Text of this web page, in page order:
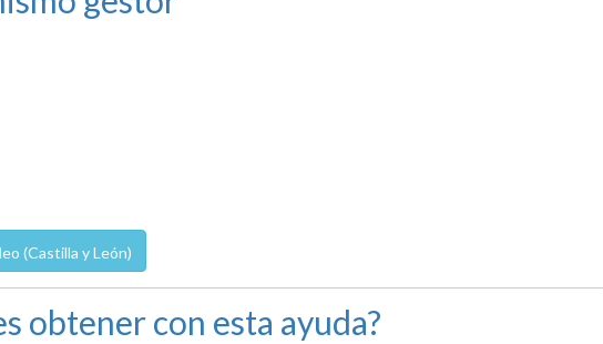
(Castilla y León)
obtener con esta ayuda?